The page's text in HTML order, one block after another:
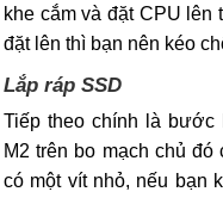
khe cắm và đặt CPU
đặt lên thì bạn nên kéo
Lắp ráp SSD
Tiếp theo chính là bước
M2 trên bo mạch chủ
có một vít nhỏ, nếu bạn